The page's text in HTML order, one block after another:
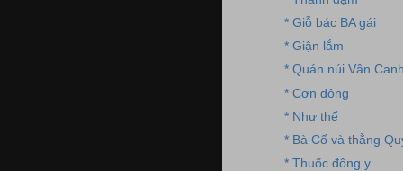
* Giỗ bác BA gái
* Giận lắm
* Quán núi Vân
* Cơn dông
* Như thể
* Bà Cố và thằng
* Thuốc đông y